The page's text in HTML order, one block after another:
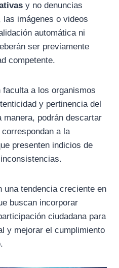
y no denuncias
imágenes o videos
automática ni
ser previamente
competente.
a los organismos
y pertinencia del
podrán descartar
a la
presenten indicios de
una tendencia creciente en
buscan incorporar
ciudadana para
y mejorar el cumplimiento